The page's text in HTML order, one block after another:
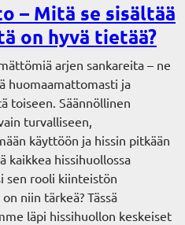
– Mitä se sisältää
on hyvä tietää?
arjen sankareita – ne
huomaamattomasti ja
toiseen. Säännöllinen
turvalliseen,
käyttöön ja hissin pitkään
kaikkea hissihuollossa
sen rooli kiinteistön
niin tärkeä? Tässä
läpi hissihuollon keskeiset